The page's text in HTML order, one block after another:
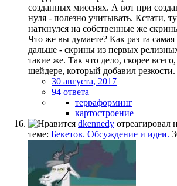
созданных миссиях. А вот при
нуля - полезно учитывать. Кстати,
наткнулся на собственные же
Что же вы думаете? Как раз та
дальше - скрины из первых
такие же. Так что дело, скорее
шейдере, который добавил резкости.
30 августа, 2017
94 ответа
терраформинг
картостроение
dkennedy отреагировал
теме: Бекетов. Обсуждение и идеи.